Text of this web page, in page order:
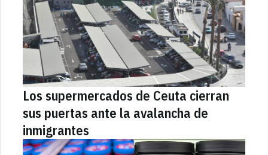
Los supermercados de Ceuta cierran
sus puertas ante la avalancha de
inmigrantes